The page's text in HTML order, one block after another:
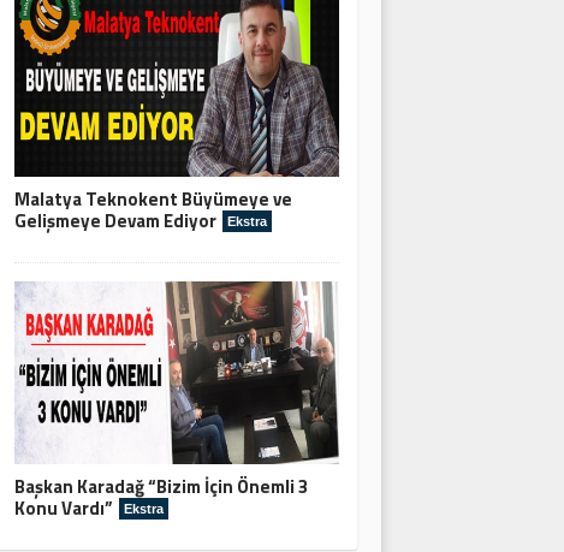
Malatya Teknokent Büyümeye ve
Gelişmeye Devam Ediyor Ekstra
Başkan Karadağ “Bizim İçin Önemli 3
Konu Vardı” Ekstra